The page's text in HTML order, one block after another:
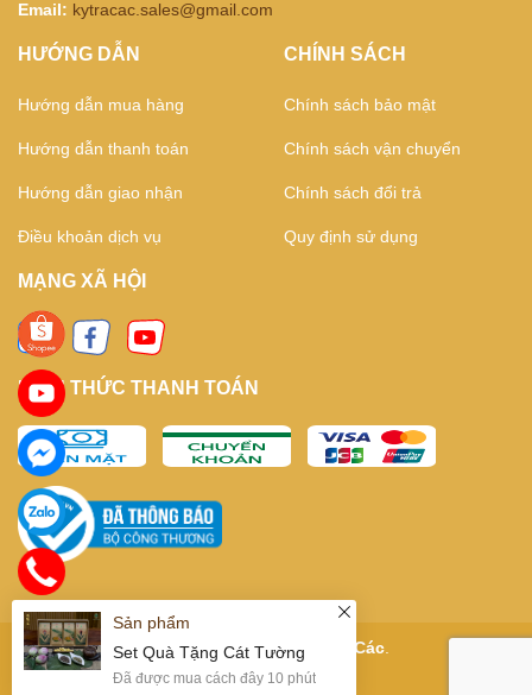
Email: kytracac.sales@gmail.com
HƯỚNG DẪN
Hướng dẫn mua hàng
Hướng dẫn thanh toán
Hướng dẫn giao nhận
Điều khoản dịch vụ
CHÍNH SÁCH
Chính sách bảo mật
Chính sách vận chuyển
Chính sách đổi trả
Quy định sử dụng
MẠNG XÃ HỘI
HÌNH THỨC THANH TOÁN
Bản quyền thuộc vềKỳ Trà Các.
Cung cấp bởiSapo